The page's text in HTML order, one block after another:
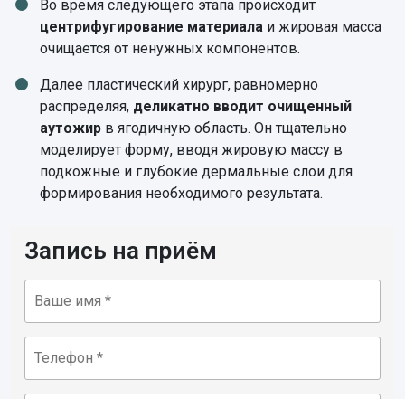
Во время следующего этапа происходит
центрифугирование материала и жировая масса
очищается от ненужных компонентов.
Далее пластический хирург, равномерно
распределяя, деликатно вводит очищенный
аутожир в ягодичную область. Он тщательно
моделирует форму, вводя жировую массу в
подкожные и глубокие дермальные слои для
формирования необходимого результата.
Запись на приём